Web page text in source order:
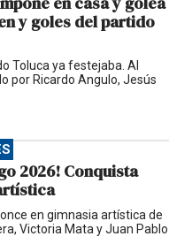
y goles del partido
Toluca ya festejaba. Al
por Ricardo Angulo, Jesús
2026! Conquista
en gimnasia artística de
Victoria Mata y Juan Pablo